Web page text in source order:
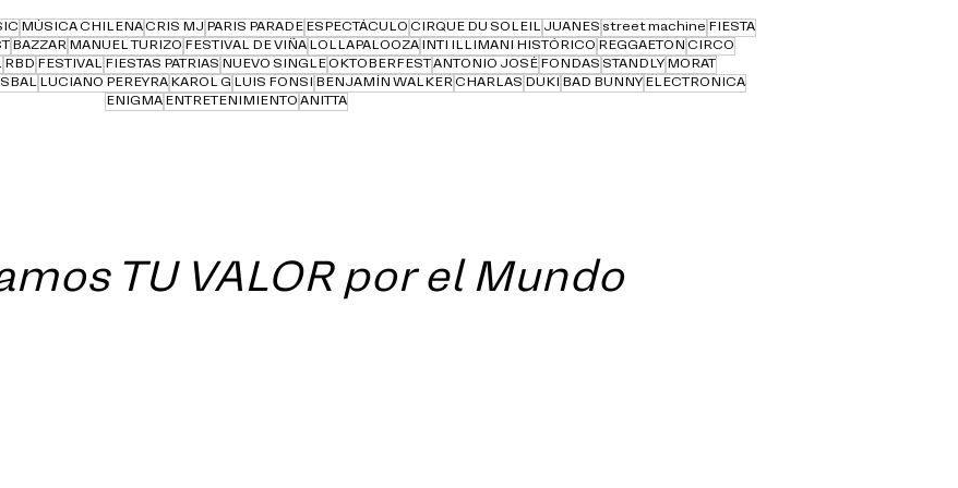
MÚSICA CHILENACRIS MJ PARIS PARADE ESPECTÁCULO CIRQUE DU SOLEIL JUANES street machine FIESTA
BAZZAR MANUEL TURIZO FESTIVAL DE VIÑA LOLLAPALOOZA INTI ILLIMANI HISTÓRICO REGGAETON CIRCO
RBD FESTIVAL FIESTAS PATRIAS NUEVO SINGLE OKTOBERFEST ANTONIO JOSÉ FONDAS STANDLY MORAT
LUCIANO PEREYRA KAROL G LUIS FONSI BENJAMÍN WALKER CHARLAS DUKI BAD BUNNY ELECTRONICA
ENIGMA ENTRETENIMIENTO ANITTA
TU VALOR por el Mundo